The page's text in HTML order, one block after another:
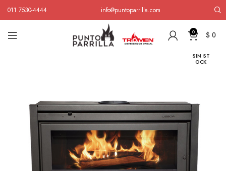
011 7530-4444 info@puntoparrilla.com
0 $ 0
Inicio Calefactores de pie Salamandra Tromen Lisboa
SIN ST
OCK